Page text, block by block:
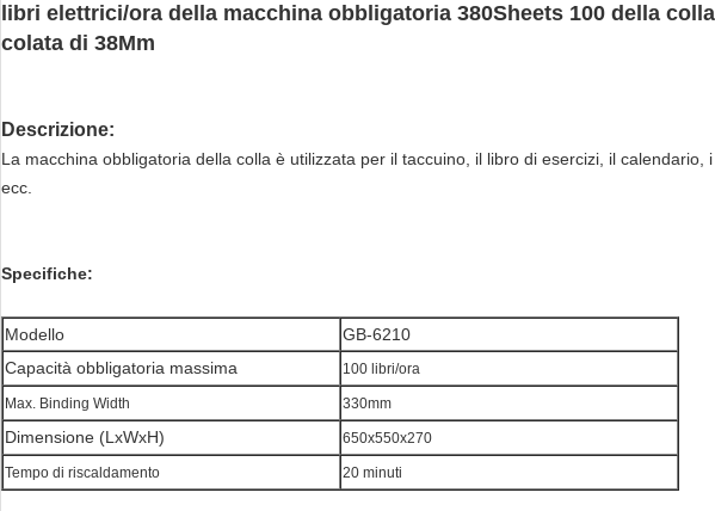
libri elettrici/ora della macchina obbligatoria 380Sheets 100 della
colata di 38Mm
Descrizione:
La macchina obbligatoria della colla è utilizzata per il taccuino, il libro di esercizi, il calendario,
ecc.
Specifiche:
Modello
GB-6210
Capacità obbligatoria massima
100 libri/ora
Max. Binding Width 330mm
Dimensione (LxWxH) 650x550x270
Tempo di riscaldamento 20 minuti